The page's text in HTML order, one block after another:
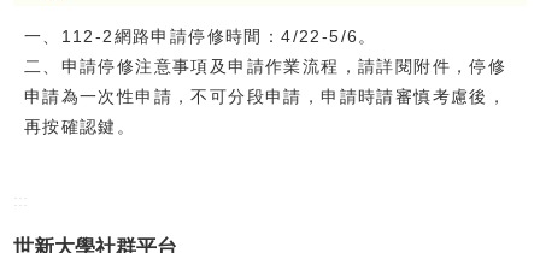
校友
媒體
一、112-2網路申請停修時間：4/22-5/6。
二、申請停修注意事項及申請作業流程，請詳閱附件，停修
申請為一次性申請，不可分段申請，申請時請審慎考慮後，
再按確認鍵。
世新大學社群平台